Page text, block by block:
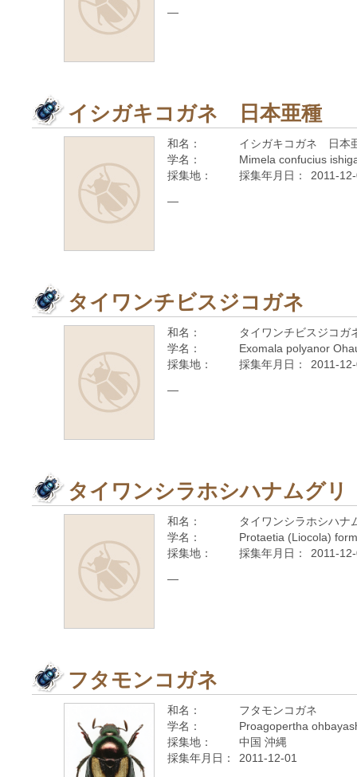
—
イシガキコガネ 日本亜種
和名：
イシガキコガネ 日本
学名：
Mimela confucius
採集地：
採集年月日： 2011-
—
タイワンチビスジコガネ
和名：
タイワンチビスジコガ
学名：
Exomala polyanor
採集地：
採集年月日： 2011-
—
タイワンシラホシハナムグ
和名：
タイワンシラホシハ
学名：
Protaetia (Liocola)
採集地：
採集年月日： 2011-
—
フタモンコガネ
和名：
フタモンコガネ
学名：
Proagopertha
採集地：
中国 沖縄
採集年月日：
2011-12-01